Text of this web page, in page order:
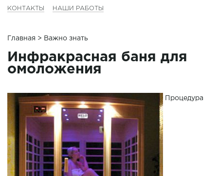
КОНТАКТЫ НАШИ РАБОТЫ
Главная > Важно знать
Инфракрасная баня для
омоложения
Процедура